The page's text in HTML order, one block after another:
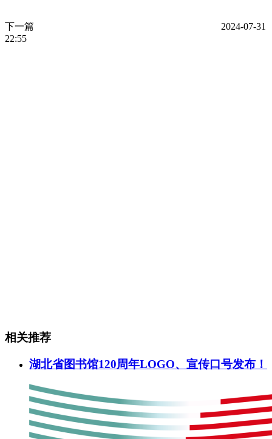
下一篇
2024-07-31
22:55
相关推荐
湖北省图书馆120周年LOGO、宣传口号发布！